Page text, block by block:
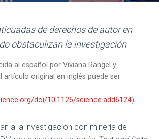
de derechos de autor en
obstaculizan la investigación
al español por Viviana Rangel y
artículo original en inglés puede ser
doi/10.1126/science.add6124)
a la investigación con minería de